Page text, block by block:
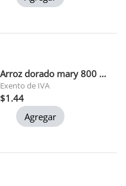
Arroz dorado mary 800 gr 1x30
Exento de IVA
$1.44
Agregar